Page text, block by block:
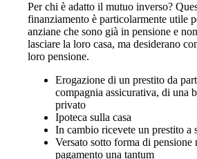
Per chi è adatto il mutuo inverso?
finanziamento è particolarmente utile
anziane che sono già in pensione e
lasciare la loro casa, ma desiderano
loro pensione.
Erogazione di un prestito da
compagnia assicurativa, di una
privato
Ipoteca sulla casa
In cambio ricevete un prestito a
Versato sotto forma di pensione
pagamento una tantum